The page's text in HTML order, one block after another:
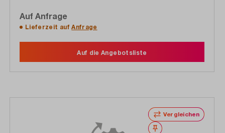
Auf Anfrage
Lieferzeit aufAnfrage
Auf die Angebotsliste
Vergleichen
Merken